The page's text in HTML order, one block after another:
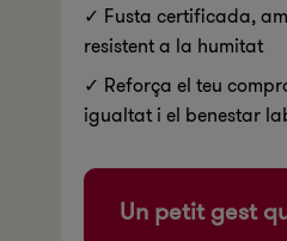
✓ Fusta certificada,
resistent a la humitat
✓ Reforça el teu
igualtat i el benestar
Un petit gest